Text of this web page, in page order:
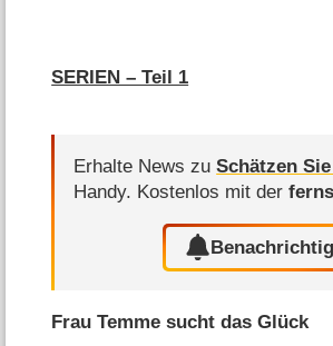
SERIEN – Teil 1
Erhalte News zuSchätzen
Handy. Kostenlos mit der
Frau Temme sucht das Glück